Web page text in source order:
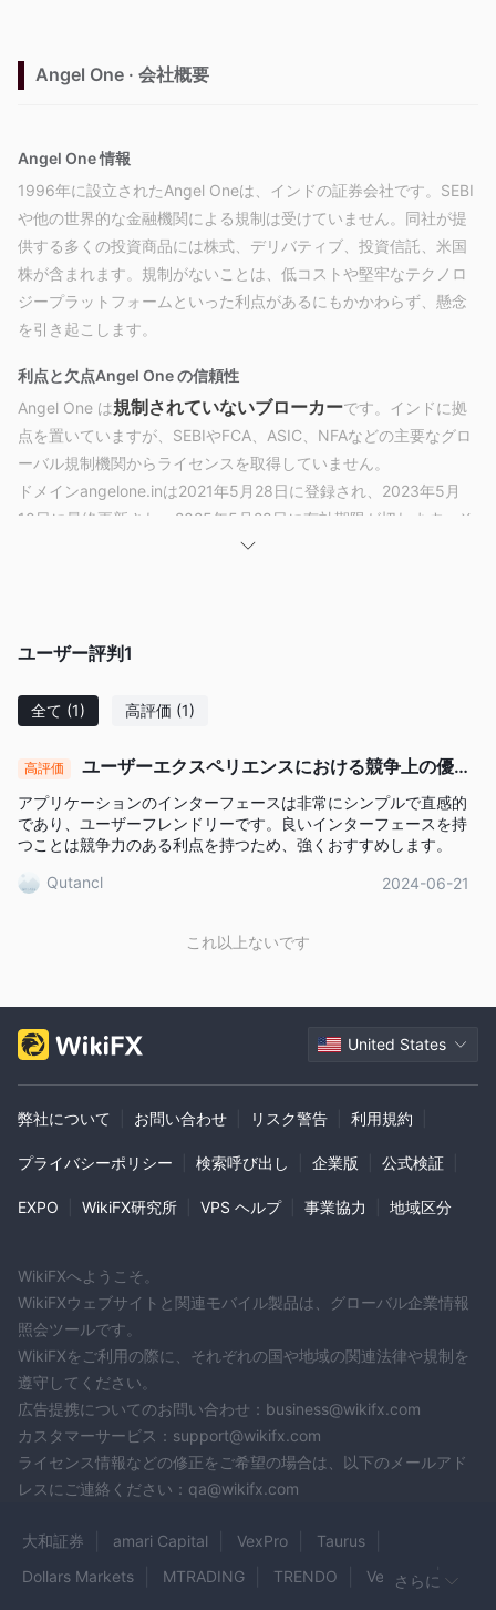
Angel One · 会社概要
Angel One 情報
1996年に設立されたAngel Oneは、インドの証券会社です。SEBI
や他の世界的な金融機関による規制は受けていません。同社が提
供する多くの投資商品には株式、デリバティブ、投資信託、米国
株が含まれます。規制がないことは、低コストや堅牢なテクノロ
ジープラットフォームといった利点があるにもかかわらず、懸念
を引き起こします。
利点と欠点Angel One の信頼性
Angel One は規制されていないブローカーです。インドに拠
点を置いていますが、SEBIやFCA、ASIC、NFAなどの主要なグロ
ーバル規制機関からライセンスを取得していません。
ドメインangelone.inは2021年5月28日に登録され、2023年5月
10日に最終更新され、2025年5月28日に有効期限が切れます。そ
の状態はclientTransferProhibitedです。
国株など幅広い投資商品を提供しています。
Angel One 手数料
Angel Oneの手数料は、インドの業界基準と比較して
低めから中程度 です。最初の30日間はゼロ手数料（最大
とって特に競争力があります。追加料金は、ほとんど規制基準に
準拠しています。
取引プラットフォーム
ー向けのWebプラットフォーム、および開発者やアルゴトレーダ
ユーザー評判1
全て (1) 高評価 (1)
高評価
ユーザーエクスペリエンスにおける競争上の優位
性：非常に直感的なアプリインターフェース
アプリケーションのインターフェースは非常にシンプルで直感的
であり、ユーザーフレンドリーです。良いインターフェースを持
つことは競争力のある利点を持つため、強くおすすめします。
Qutancl
2024-06-21
これ以上ないです
United States
弊社について お問い合わせ リスク警告 利用規約
プライバシーポリシー 検索呼び出し 企業版 公式検証
EXPO WikiFX研究所 VPS ヘルプ 事業協力 地域区分
WikiFXへようこそ。
WikiFXウェブサイトと関連モバイル製品は、グローバル企業情報
照会ツールです。
WikiFXをご利用の際に、それぞれの国や地域の関連法律や規制を
遵守してください。
広告提携についてのお問い合わせ：business@wikifx.com
カスタマーサービス：support@wikifx.com
ライセンス情報などの修正をご希望の場合は、以下のメールアド
レスにご連絡ください：qa@wikifx.com
大和証券 amari Capital VexPro
Taurus
Dollars Markets
MTRADING TRENDO
VestoFXさらに